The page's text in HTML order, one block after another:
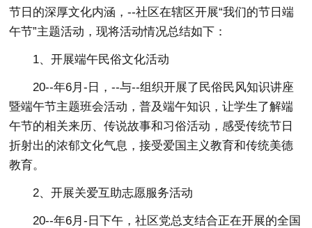
节日的深厚文化内涵，--社区在辖区开展“我们的节日端
午节”主题活动，现将活动情况总结如下：
1、开展端午民俗文化活动
20--年6月-日，--与--组织开展了民俗民风知识讲座
暨端午节主题班会活动，普及端午知识，让学生了解端
午节的相关来历、传说故事和习俗活动，感受传统节日
折射出的浓郁文化气息，接受爱国主义教育和传统美德
教育。
2、开展关爱互助志愿服务活动
20--年6月-日下午，社区党总支结合正在开展的全国